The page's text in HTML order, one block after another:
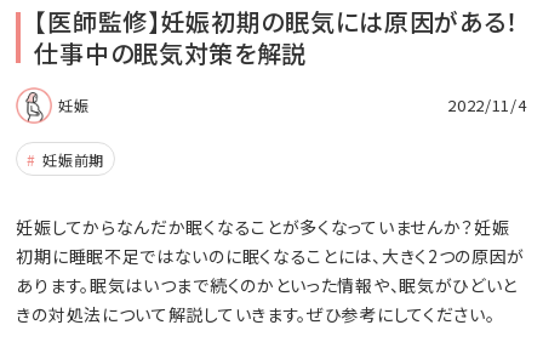
【医師監修】妊娠初期の眠気には原因がある！
仕事中の眠気対策を解説
妊娠 2022/11/4
妊娠前期
妊娠してからなんだか眠くなることが多くなっていませんか？妊娠
初期に睡眠不足ではないのに眠くなることには、大きく2つの原因が
あります。眠気はいつまで続くのかといった情報や、眠気がひどいと
きの対処法について解説していきます。ぜひ参考にしてください。